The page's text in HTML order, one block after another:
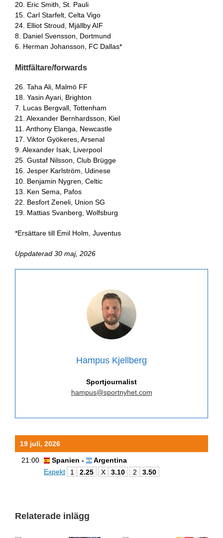
20. Eric Smith, St. Pauli
15. Carl Starfelt, Celta Vigo
24. Elliot Stroud, Mjällby AIF
8. Daniel Svensson, Dortmund
6. Herman Johansson, FC Dallas*
Mittfältare/forwards
26. Taha Ali, Malmö FF
18. Yasin Ayari, Brighton
7. Lucas Bergvall, Tottenham
21. Alexander Bernhardsson, Kiel
11. Anthony Elanga, Newcastle
17. Viktor Gyökeres, Arsenal
9. Alexander Isak, Liverpool
25. Gustaf Nilsson, Club Brügge
16. Jesper Karlström, Udinese
10. Benjamin Nygren, Celtic
13. Ken Sema, Pafos
22. Besfort Zeneli, Union SG
19. Mattias Svanberg, Wolfsburg
*Ersättare till Emil Holm, Juventus
Uppdaterad 30 maj, 2026
Hampus Kjellberg
Sportjournalist
hampus@sportnyhet.com
19 juli, 2026
21:00 Spanien -
Argentina
Expekt
1 2.25 X 3.10 2 3.50
Relaterade inlägg